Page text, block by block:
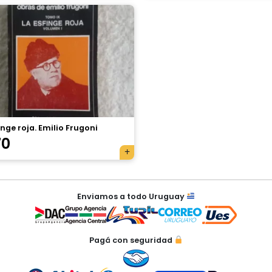
roja. Emilio Frugoni
Enviamos a todo Uruguay
Pagá con seguridad